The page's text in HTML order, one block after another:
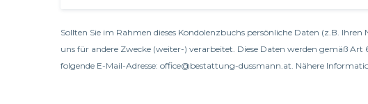
Sollten Sie im Rahmen dieses Kondolenzbuchs persönliche Daten (z.B.
uns für andere Zwecke (weiter-) verarbeitet. Diese Daten werden gemäß
folgende E-Mail-Adresse: office@bestattung-dussmann.at. Nähere